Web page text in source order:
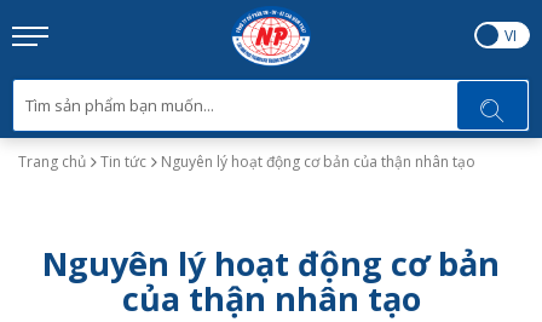
EN VI
Trang chủ Tin tức Nguyên lý hoạt động cơ bản của thận nhân tạo
Nguyên lý hoạt động cơ bản
của thận nhân tạo